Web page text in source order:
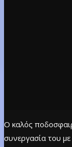
Ο καλός
συνεργασία του